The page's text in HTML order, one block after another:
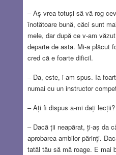
– Aș vrea totuși să vă rog
înotătoare bună, căci sunt
mele, dar după ce v-am
departe de asta. Mi-a plăcut
cred că e foarte dificil.
– Da, este, i-am spus. Ia
numai cu un instructor
– Ați fi dispus a-mi dați lecții?
– Dacă ții neapărat, ți-aș da
aprobarea ambilor părinți.
tatăl tău să mă roage. E mai